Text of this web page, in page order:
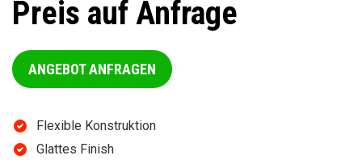
Preis auf Anfrage
ANGEBOT ANFRAGEN
Flexible Konstruktion
Glattes Finish